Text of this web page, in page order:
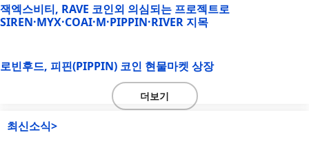
잭엑스비티, RAVE 코인외 의심되는 프로젝트로
SIREN·MYX·COAI·M·PIPPIN·RIVER 지목
로빈후드, 피핀(PIPPIN) 코인 현물마켓 상장
더보기
최신소식>